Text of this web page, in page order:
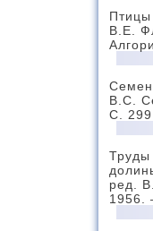
Птицы
В.Е.
В.С.
С. 299
Труды
ред.
1956.